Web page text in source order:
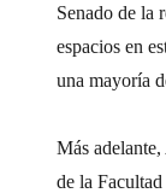
Senado de la
espacios en
una mayoría
Más
de la